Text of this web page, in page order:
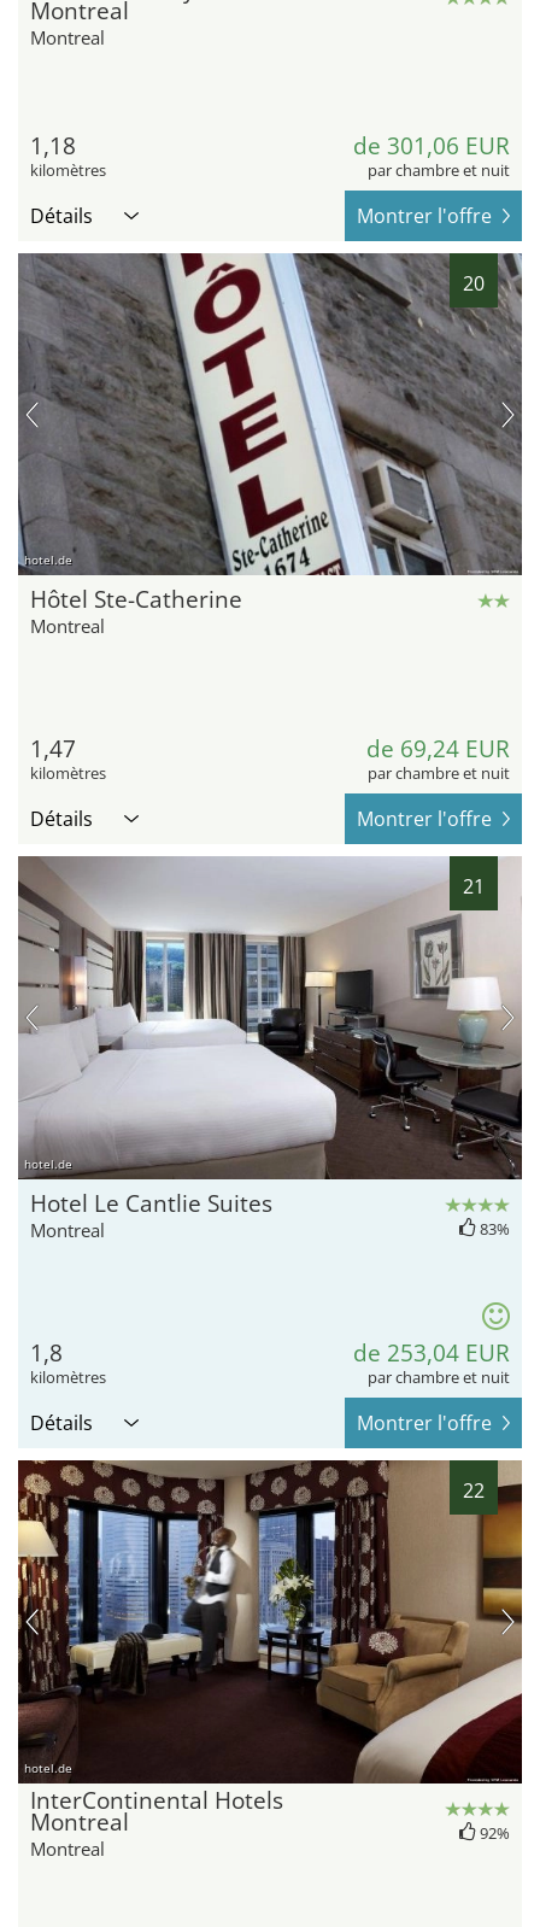
Montreal
Montreal
1,18
kilomètres
de 301,06 EUR
par chambre et nuit
Détails Montrer l'offre
20
hotel.de
Hôtel Ste-Catherine
Montreal
1,47
kilomètres
de 69,24 EUR
par chambre et nuit
Détails Montrer l'offre
21
hotel.de
Hotel Le Cantlie Suites
Montreal 83%
1,8
kilomètres
de 253,04 EUR
par chambre et nuit
Détails Montrer l'offre
22
hotel.de
InterContinental Hotels
Montreal
Montreal
92%